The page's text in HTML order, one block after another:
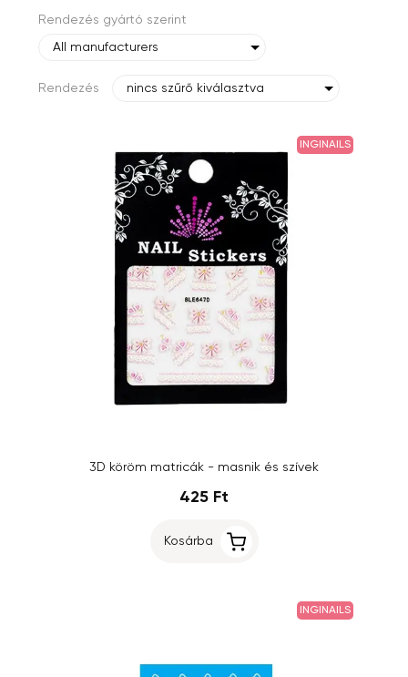
Rendezés gyártó szerint
All manufacturers
Rendezés nincs szűrő kiválasztva
INGINAILS
3D köröm matricák - masnik és szívek
425 Ft
Kosárba
INGINAILS